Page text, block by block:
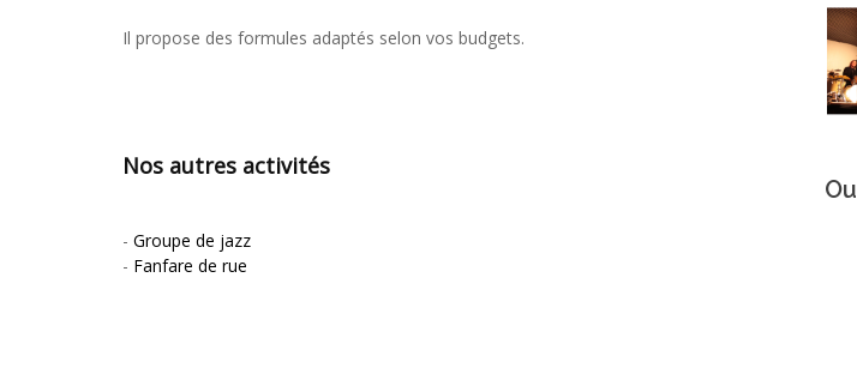
Il propose des formules adaptés selon vos budgets.
Nos autres activités
- Groupe de jazz
- Fanfare de rue